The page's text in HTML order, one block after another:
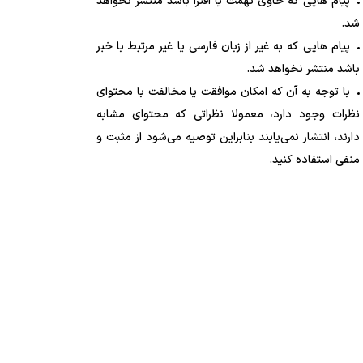
شد.
پیام هایی که به غیر از زبان فارسی یا غیر مرتبط با خبر
باشد منتشر نخواهد شد.
با توجه به آن که امکان موافقت یا مخالفت با محتوای
نظرات وجود دارد، معمولا نظراتی که محتوای مشابه
دارند، انتشار نمی‌یابند بنابراین توصیه می‌شود از مثبت و
منفی استفاده کنید.